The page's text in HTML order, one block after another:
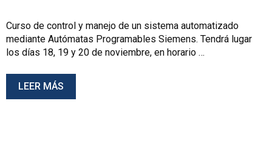
Curso de control y manejo de un sistema automatizado
mediante Autómatas Programables Siemens. Tendrá lugar
los días 18, 19 y 20 de noviembre, en horario …
LEER MÁS